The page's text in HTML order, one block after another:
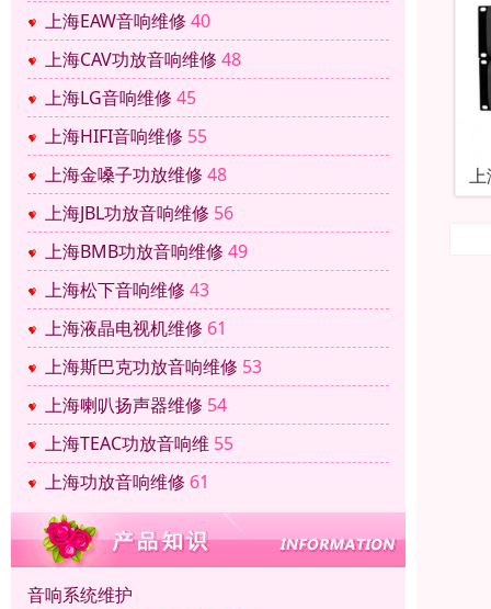
上海EAW音响维修 40
上海CAV功放音响维修 48
上海LG音响维修 45
上海HIFI音响维修 55
上海金嗓子功放维修 48
上海JBL功放音响维修 56
上海BMB功放音响维修 49
上海松下音响维修 43
上海液晶电视机维修 61
上海斯巴克功放音响维修 53
上海喇叭扬声器维修 54
上海TEAC功放音响维 55
上海功放音响维修 61
音响系统维护
上